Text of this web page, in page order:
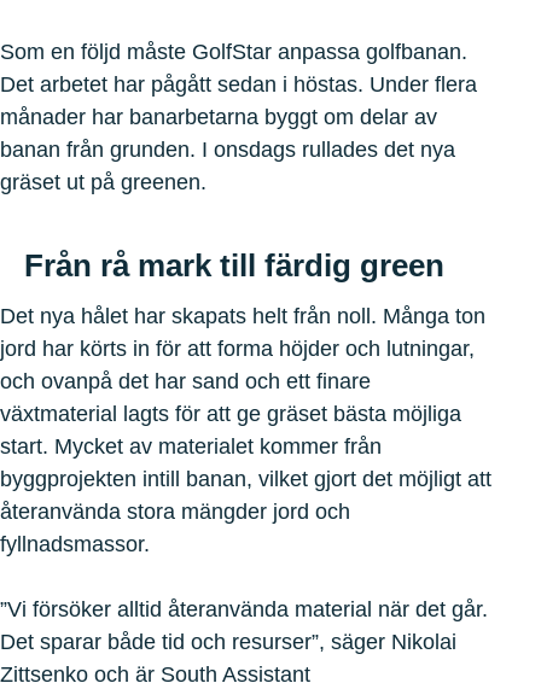
Som en följd måste GolfStar anpassa golfbanan.
Det arbetet har pågått sedan i höstas. Under flera
månader har banarbetarna byggt om delar av
banan från grunden. I onsdags rullades det nya
gräset ut på greenen.
Från rå mark till färdig green
Det nya hålet har skapats helt från noll. Många ton
jord har körts in för att forma höjder och lutningar,
och ovanpå det har sand och ett finare
växtmaterial lagts för att ge gräset bästa möjliga
start. Mycket av materialet kommer från
byggprojekten intill banan, vilket gjort det möjligt att
återanvända stora mängder jord och
fyllnadsmassor.
”Vi försöker alltid återanvända material när det går.
Det sparar både tid och resurser”, säger Nikolai
Zittsenko och är South Assistant